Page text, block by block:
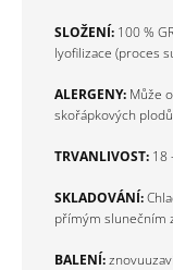
SLOŽENÍ: 100 %
lyofilizace (proces
ALERGENY: Může
skořápkových
TRVANLIVOST: 18
SKLADOVÁNÍ:
přímým slunečním
BALENÍ: